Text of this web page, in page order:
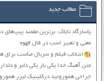
مطالب جدید
پاسارگاد تاباک: برترین مقصد
معنی و تعبیر اسب در فال قهوه
انتخاب فیلم و سریال مناسب
متن آهنگ خدا یکی یار یکی دلبر و
جراحی هموروئید درکلینیک لیزر